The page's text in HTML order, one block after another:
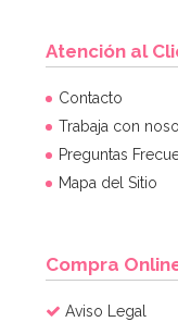
Atención al
Contacto
Trabaja con
Preguntas
Mapa del Sitio
Compra
Aviso Legal